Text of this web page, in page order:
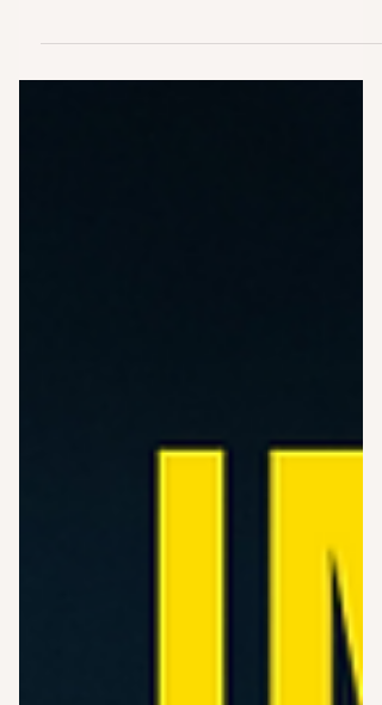
dentes que se pode retirar em apenas